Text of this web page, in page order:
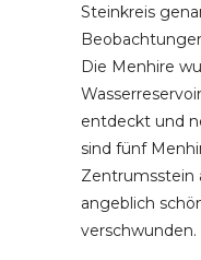
Steinkreis
Die Menhire
entdeckt und
sind fünf
Zentrumsstein
angeblich
verschwunden.